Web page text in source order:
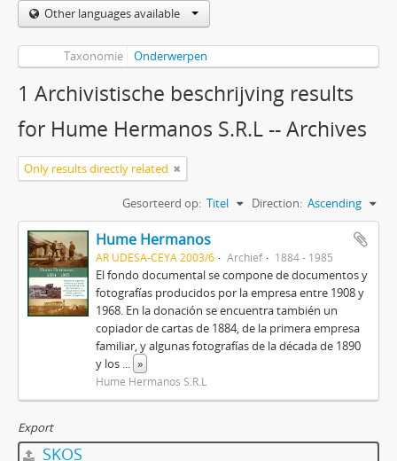
Other languages available
Taxonomie Onderwerpen
1 Archivistische beschrijving results
for Hume Hermanos S.R.L -- Archives
Only results directly related
Gesorteerd op: Titel Direction: Ascending
Hume Hermanos
AR UDESA-CEYA 2003/6 Archief 1884 - 1985
El fondo documental se compone de documentos y
fotografías producidos por la empresa entre 1908 y
1968. En la donación se encuentra también un
copiador de cartas de 1884, de la primera empresa
familiar, y algunas fotografías de la década de 1890
y los ... »
Hume Hermanos S.R.L
Export
SKOS